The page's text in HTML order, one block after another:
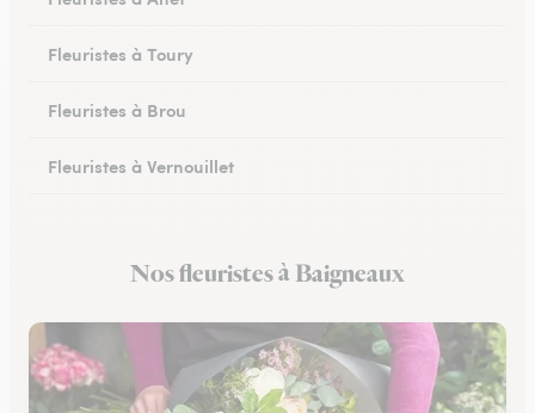
Fleuristes à Toury
Fleuristes à Brou
Fleuristes à Vernouillet
Fleuristes à LucéNos fleuristes à Baigneaux